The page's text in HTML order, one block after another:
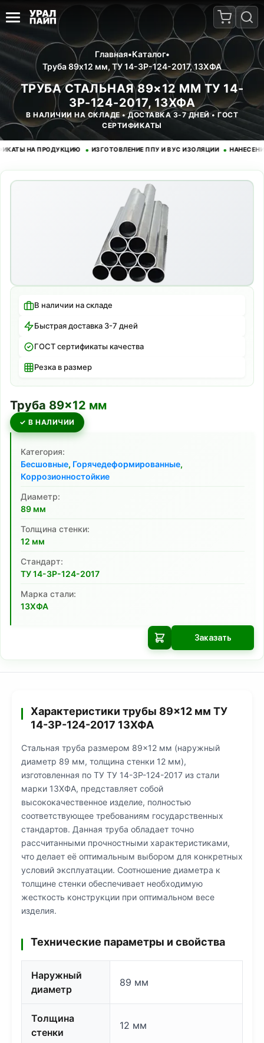
Главная•Каталог•
Труба 89x12 мм, ТУ 14-3Р-124-2017, 13ХФА
ТРУБА СТАЛЬНАЯ 89×12 ММ ТУ 14-
3Р-124-2017, 13ХФА
В НАЛИЧИИ НА СКЛАДЕ • ДОСТАВКА 3-7 ДНЕЙ • ГОСТ
СЕРТИФИКАТЫ
НА ПРОДУКЦИЮ • ИЗГОТОВЛЕНИЕ ППУ И ВУС ИЗОЛЯЦИИ • НАНЕСЕНИЕ
В наличии на складе
Быстрая доставка 3-7 дней
ГОСТ сертификаты качества
Резка в размер
Труба 89×12 мм
✓ В НАЛИЧИИ
Категория:
Бесшовные, Горячедеформированные,
Коррозионностойкие
Диаметр:
89 мм
Толщина стенки:
12 мм
Cтандарт:
ТУ 14-3Р-124-2017
Марка стали:
13ХФА
Заказать
Характеристики трубы 89×12 мм ТУ
14-3Р-124-2017 13ХФА
Стальная труба размером 89×12 мм (наружный
диаметр 89 мм, толщина стенки 12 мм),
изготовленная по ТУ ТУ 14-3Р-124-2017 из стали
марки 13ХФА, представляет собой
высококачественное изделие, полностью
соответствующее требованиям государственных
стандартов. Данная труба обладает точно
рассчитанными прочностными характеристиками,
что делает её оптимальным выбором для конкретных
условий эксплуатации. Соотношение диаметра к
толщине стенки обеспечивает необходимую
жесткость конструкции при оптимальном весе
изделия.
Технические параметры и свойства
Наружный
диаметр
89 мм
Толщина
стенки
12 мм